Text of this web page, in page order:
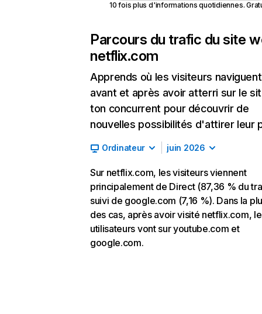
10 fois plus d'informations quotidiennes.
Parcours du trafic du site
netflix.com
Apprends où les visiteurs naviguent
avant et après avoir atterri sur le
ton concurrent pour découvrir de
nouvelles possibilités d'attirer leur
Ordinateur juin 2026
Sur netflix.com, les visiteurs viennent
principalement de Direct (87,36 % du
suivi de google.com (7,16 %). Dans la
des cas, après avoir visité netflix.com,
utilisateurs vont sur youtube.com et
google.com.